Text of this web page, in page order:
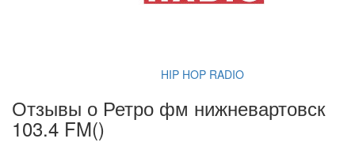
HIP HOP RADIO
Отзывы о Ретро фм нижневартовск
103.4 FM()